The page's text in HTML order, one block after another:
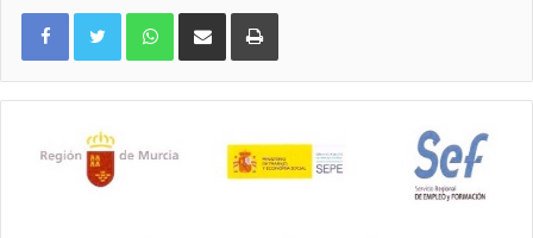
WhatsAppCompartir por correo electrónicoImprimir